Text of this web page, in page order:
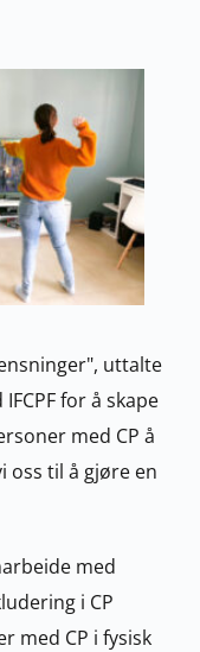
uttalte
for å skape
med CP å
oss til å gjøre en
i CP
med CP i fysisk